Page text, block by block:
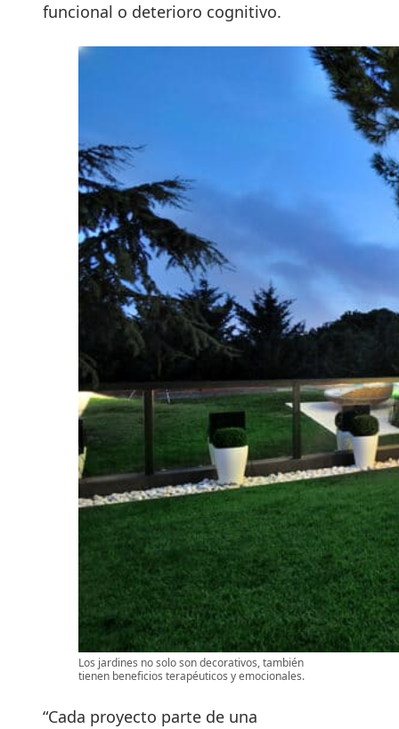
funcional o deterioro cognitivo.
Los jardines no solo son decorativos, también
tienen beneficios terapéuticos y emocionales.
“Cada proyecto parte de una